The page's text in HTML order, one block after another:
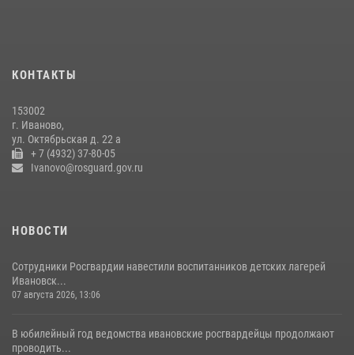
Сотрудники вневедомственной охраны Росгвардии провели
16 июля 2026, 08:32
КОНТАКТЫ
153002
г. Иваново,
ул. Октябрьская д. 22 а
+ 7 (4932) 37-80-05
Ivanovo@rosguard.gov.ru
НОВОСТИ
Сотрудники Росгвардии навестили воспитанников детских лагерей
Ивановск...
07 августа 2026, 13:06
В юбилейный год ведомства ивановские росгвардейцы продолжают
проводить...